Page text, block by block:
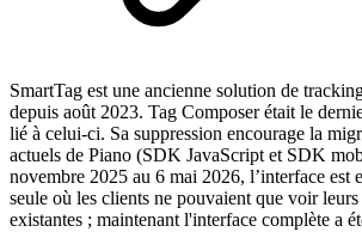
SmartTag est une ancienne solution de
depuis août 2023. Tag Composer était le
lié à celui-ci. Sa suppression encourage la
actuels de Piano (SDK JavaScript et SDK
novembre 2025 au 6 mai 2026, l’interface est
seule où les clients ne pouvaient que voir
existantes ; maintenant l'interface complète a